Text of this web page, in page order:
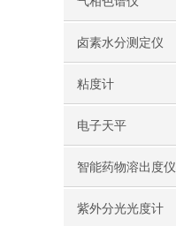
卤素水分测定仪
粘度计
电子天平
智能药物溶出度仪
紫外分光光度计